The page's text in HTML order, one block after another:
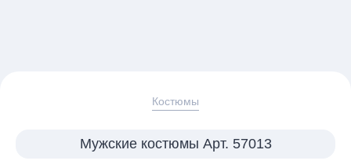
Костюмы
Мужские костюмы Арт. 57013